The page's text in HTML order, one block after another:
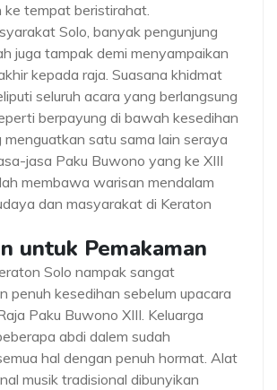
ke tempat beristirahat.
Solo, banyak pengunjung
juga tampak demi menyampaikan
kepada raja. Suasana khidmat
seluruh acara yang berlangsung
berpayung di bawah kesedihan
menguatkan satu sama lain seraya
jasa Paku Buwono yang ke XIII
membawa warisan mendalam
dan masyarakat di Keraton
untuk Pemakaman
Solo nampak sangat
penuh kesedihan sebelum upacara
Paku Buwono XIII. Keluarga
abdi dalem sudah
hal dengan penuh hormat. Alat
musik tradisional dibunyikan